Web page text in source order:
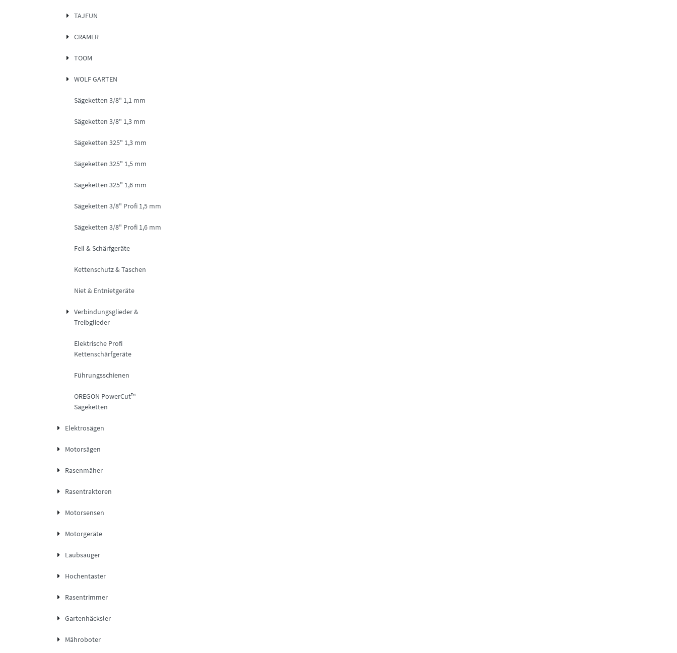
TAJFUN
CRAMER
TOOM
WOLF GARTEN
Sägeketten 3/8" 1,1 mm
Sägeketten 3/8" 1,3 mm
Sägeketten 325" 1,3 mm
Sägeketten 325" 1,5 mm
Sägeketten 325" 1,6 mm
Sägeketten 3/8" Profi 1,5 mm
Sägeketten 3/8" Profi 1,6 mm
Feil & Schärfgeräte
Kettenschutz & Taschen
Niet & Entnietgeräte
Verbindungsglieder &
Treibglieder
Elektrische Profi
Kettenschärfgeräte
Führungsschienen
OREGON PowerCut™
Sägeketten
Elektrosägen
Motorsägen
Rasenmäher
Rasentraktoren
Motorsensen
Motorgeräte
Laubsauger
Hochentaster
Rasentrimmer
Gartenhäcksler
Mähroboter